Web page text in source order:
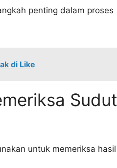
penting dalam proses
di Like
Sudut
untuk memeriksa hasil